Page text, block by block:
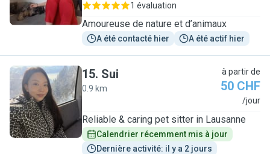
1 évaluation
Amoureuse de nature et d’animaux
A été contacté hier A été actif hier
S
15. Sui
0.9 km
à partir de
50 CHF
/jour
Reliable & caring pet sitter in Lausanne
Calendrier récemment mis à jour
Dernière activité: il y a 2 jours